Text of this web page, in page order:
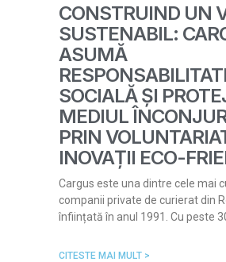
CONSTRUIND UN
SUSTENABIL:
ASUMĂ
SOCIALĂ ȘI
MEDIUL
PRIN
INOVAȚII ECO-
Cargus este una dintre cele mai
companii private de curierat din
înființată în anul 1991. Cu peste
CITESTE MAI MULT >